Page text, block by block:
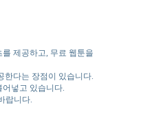
제공하고, 무료 웹툰을
한다는 장점이 있습니다.
넣고 있습니다.
랍니다.